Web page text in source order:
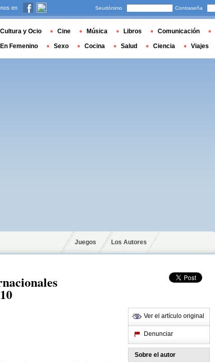
Juegos Los Autores
Ver el artículo original
Denunciar
Sobre el autor
en Seudónimo Contraseña
Cultura y Ocio Cine Música Libros Comunicación
En Femenino Sexo Cocina Salud Ciencia Viajes